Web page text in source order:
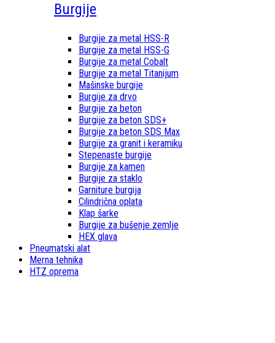
Burgije
Burgije za metal HSS-R
Burgije za metal HSS-G
Burgije za metal Cobalt
Burgije za metal Titanijum
Mašinske burgije
Burgije za drvo
Burgije za beton
Burgije za beton SDS+
Burgije za beton SDS Max
Burgije za granit i keramiku
Stepenaste burgije
Burgije za kamen
Burgije za staklo
Garniture burgija
Cilindrična oplata
Klap šarke
Burgije za bušenje zemlje
HEX glava
Pneumatski alat
Merna tehnika
HTZ oprema